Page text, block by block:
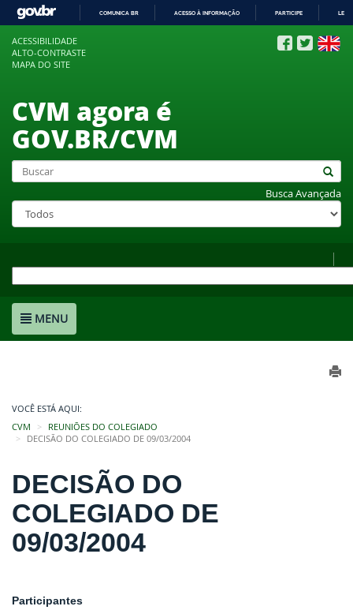
COMUNICA BR ACESSO À INFORMAÇÃO PARTICIPE
ACESSIBILIDADE
ALTO-CONTRASTE
MAPA DO SITE
CVM agora é
GOV.BR/CVM
Busca Avançada
MENU
VOCÊ ESTÁ AQUI:
CVM
REUNIÕES DO COLEGIADO
DECISÃO DO COLEGIADO DE 09/03/2004
DECISÃO DO
COLEGIADO DE
09/03/2004
Participantes